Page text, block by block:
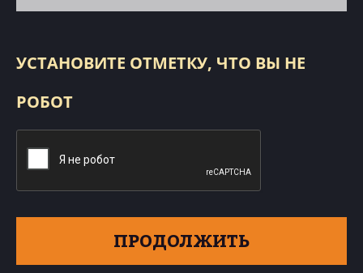
УСТАНОВИТЕ ОТМЕТКУ, ЧТО ВЫ НЕ
РОБОТ
ПРОДОЛЖИТЬ